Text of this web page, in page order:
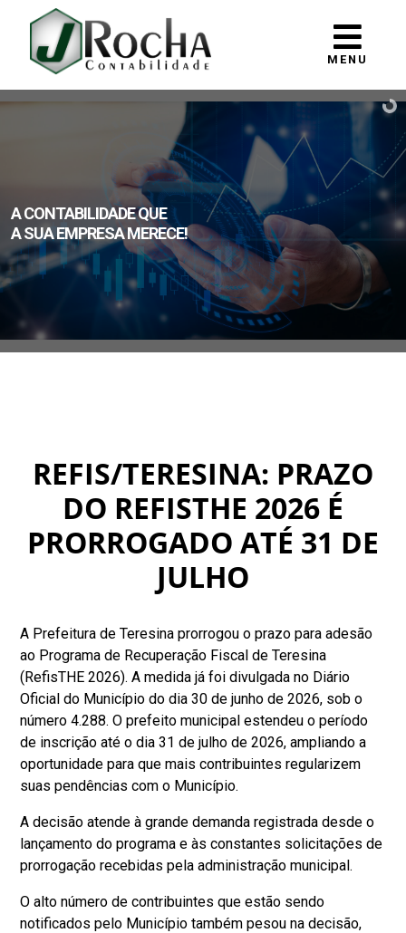
MENU
A CONTABILIDADE QUE
A SUA EMPRESA MERECE!
REFIS/TERESINA: PRAZO
DO REFISTHE 2026 É
PRORROGADO ATÉ 31 DE
JULHO
A Prefeitura de Teresina prorrogou o prazo para adesão
ao Programa de Recuperação Fiscal de Teresina
(RefisTHE 2026). A medida já foi divulgada no Diário
Oficial do Município do dia 30 de junho de 2026, sob o
número 4.288. O prefeito municipal estendeu o período
de inscrição até o dia 31 de julho de 2026, ampliando a
oportunidade para que mais contribuintes regularizem
suas pendências com o Município.
A decisão atende à grande demanda registrada desde o
lançamento do programa e às constantes solicitações de
prorrogação recebidas pela administração municipal.
O alto número de contribuintes que estão sendo
notificados pelo Município também pesou na decisão,